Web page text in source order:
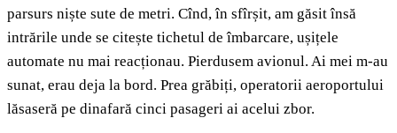
parsurs niște sute de metri. Cînd, în sfîrșit, am găsit însă
intrările unde se citește tichetul de îmbarcare, ușițele
automate nu mai reacționau. Pierdusem avionul. Ai mei m-au
sunat, erau deja la bord. Prea grăbiți, operatorii aeroportului
lăsaseră pe dinafară cinci pasageri ai acelui zbor.